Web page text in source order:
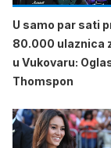
U samo par sati
80.000 ulaznica
u Vukovaru:
Thomspon